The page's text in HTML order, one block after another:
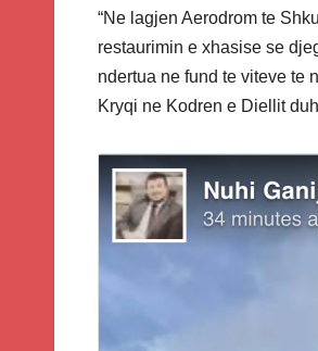
“Ne lagjen Aerodrom te
restaurimin e xhasise se
ndertua ne fund te viteve te
Kryqi ne Kodren e Diellit